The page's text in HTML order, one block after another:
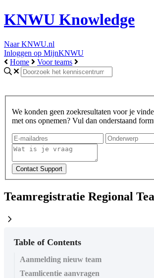
KNWU Knowledge
Naar KNWU.nl
Inloggen op MijnKNWU
Home
Voor teams
We konden geen zoekresultaten voor je
met ons opnemen? Vul dan onderstaand
Teamregistratie Regional
chevron_right
Table of Contents
Aanmelding nieuw team
Teamlicentie aanvragen